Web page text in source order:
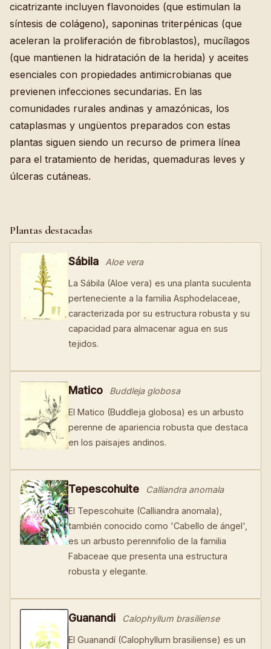
cicatrizante incluyen flavonoides (que estimulan la
síntesis de colágeno), saponinas triterpénicas (que
aceleran la proliferación de fibroblastos), mucílagos
(que mantienen la hidratación de la herida) y aceites
esenciales con propiedades antimicrobianas que
previenen infecciones secundarias. En las
comunidades rurales andinas y amazónicas, los
cataplasmas y ungüentos preparados con estas
plantas siguen siendo un recurso de primera línea
para el tratamiento de heridas, quemaduras leves y
úlceras cutáneas.
Plantas destacadas
Sábila Aloe vera
La Sábila (Aloe vera) es una planta suculenta
perteneciente a la familia Asphodelaceae,
caracterizada por su estructura robusta y su
capacidad para almacenar agua en sus
tejidos.
Matico Buddleja globosa
El Matico (Buddleja globosa) es un arbusto
perenne de apariencia robusta que destaca
en los paisajes andinos.
Tepescohuite Calliandra anomala
El Tepescohuite (Calliandra anomala),
también conocido como 'Cabello de ángel',
es un arbusto perennifolio de la familia
Fabaceae que presenta una estructura
robusta y elegante.
Guanandi Calophyllum brasiliense
El Guanandí (Calophyllum brasiliense) es un